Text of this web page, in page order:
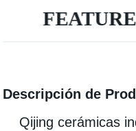
Descripción de
Qijing cerámicas